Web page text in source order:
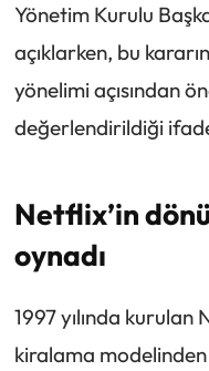
Yönetim Kurulu
açıklarken, bu
yönelimi açısından
değerlendirildiği
Netflix’in
oynadı
1997 yılında
kiralama